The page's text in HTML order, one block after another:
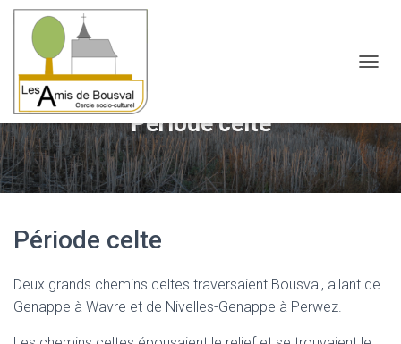
Période celte
Période celte
Deux grands chemins celtes traversaient Bousval, allant de
Genappe à Wavre et de Nivelles-Genappe à Perwez.